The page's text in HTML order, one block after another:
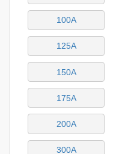
100A
125A
150A
175A
200A
300A